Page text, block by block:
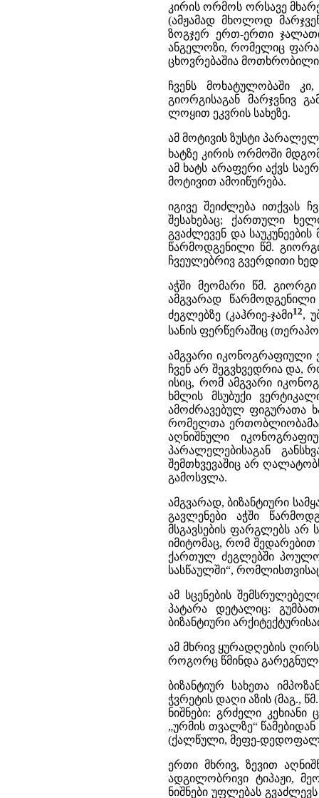
კირის ორმოს ორსავე
(ამჟამად მხოლოდ
ზოგჯერ ერთ-ერთი
ანგელოზი, რომელიც
ცხოვრებაშია
ჩვენს მოხატულობაში
გიორგისაგან მარჯვნივ
ლოყით ეკვრის სახეზე.
ამ მოტივის ზუსტი
ხატზე კირის ორმოში
ამ ხატს არაფერი აქვს
მოტივით ამოიწურება.
იგივე შეიძლება ითქვას
შესახებაც; ქართული
გვაძლევენ და
წარმოდგენილი წმ.
ჩვეულებრივ გვერდითი
აჭში მეომარი წმ.
ამგვარად
ძეგლებზე (კაჰრიე-ჯამი12,
სანის ფერწერაშიც
ამგვარი იკონოგრაფიული
ჩვენ არ შეგვხვედრია და,
ისიც, რომ ამგვარი
ხმლის მსუბუქი
ამოძრავებულ ფიგურათა
რომელთა ერთობლიობამაც
აღნიშნული
პარალელებისაგან
შემთხვევაშიც არ
გამოსვლა.
ამგვარად, ბიზანტიური
გავლენები აჭში
მსგავსების ფარგლებს არ
იმიტომაც, რომ
ქართულ ძეგლებში
სასწაულში“,
ამ სცენების
პატარა დეტალიც:
ბიზანტიური
ამ მხრივ ყურადღების
როგორც წმინდა გარეგნული
ბიზანტიურ სახეთა
ჭვრეტის დაღი აზის (მაგ.,
ნიშნები: გრძელი კეხიანი
„ურმის თვალზე“
(ქალწული, მეფე-
ერთი მხრივ, ზევით
ადგილობრივი ტიპაჟი,
ნიშნები უფლებას